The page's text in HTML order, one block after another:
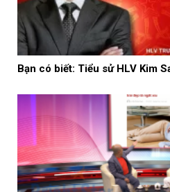
Bạn có biết: Tiểu sử HLV Kim